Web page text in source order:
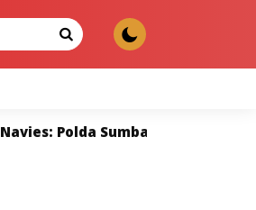
Miliki Peran Strategis